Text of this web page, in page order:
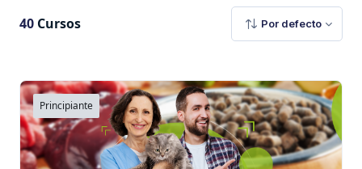
40 Cursos Por defecto
Principiante